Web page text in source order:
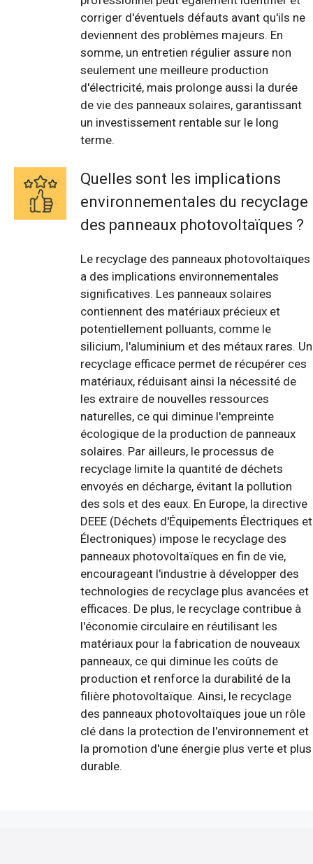
corriger d'éventuels défauts avant qu'ils ne
deviennent des problèmes majeurs. En
somme, un entretien régulier assure non
seulement une meilleure production
d'électricité, mais prolonge aussi la durée
de vie des panneaux solaires, garantissant
un investissement rentable sur le long
terme.
Quelles sont les implications
environnementales du recyclage
des panneaux photovoltaïques ?
Le recyclage des panneaux photovoltaïques
a des implications environnementales
significatives. Les panneaux solaires
contiennent des matériaux précieux et
potentiellement polluants, comme le
silicium, l'aluminium et des métaux rares. Un
recyclage efficace permet de récupérer ces
matériaux, réduisant ainsi la nécessité de
les extraire de nouvelles ressources
naturelles, ce qui diminue l'empreinte
écologique de la production de panneaux
solaires. Par ailleurs, le processus de
recyclage limite la quantité de déchets
envoyés en décharge, évitant la pollution
des sols et des eaux. En Europe, la directive
DEEE (Déchets d'Équipements Électriques et
Électroniques) impose le recyclage des
panneaux photovoltaïques en fin de vie,
encourageant l'industrie à développer des
technologies de recyclage plus avancées et
efficaces. De plus, le recyclage contribue à
l'économie circulaire en réutilisant les
matériaux pour la fabrication de nouveaux
panneaux, ce qui diminue les coûts de
production et renforce la durabilité de la
filière photovoltaïque. Ainsi, le recyclage
des panneaux photovoltaïques joue un rôle
clé dans la protection de l'environnement et
la promotion d'une énergie plus verte et plus
durable.